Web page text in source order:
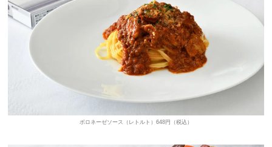
ボロネーゼソース（レトルト）648円（税込）